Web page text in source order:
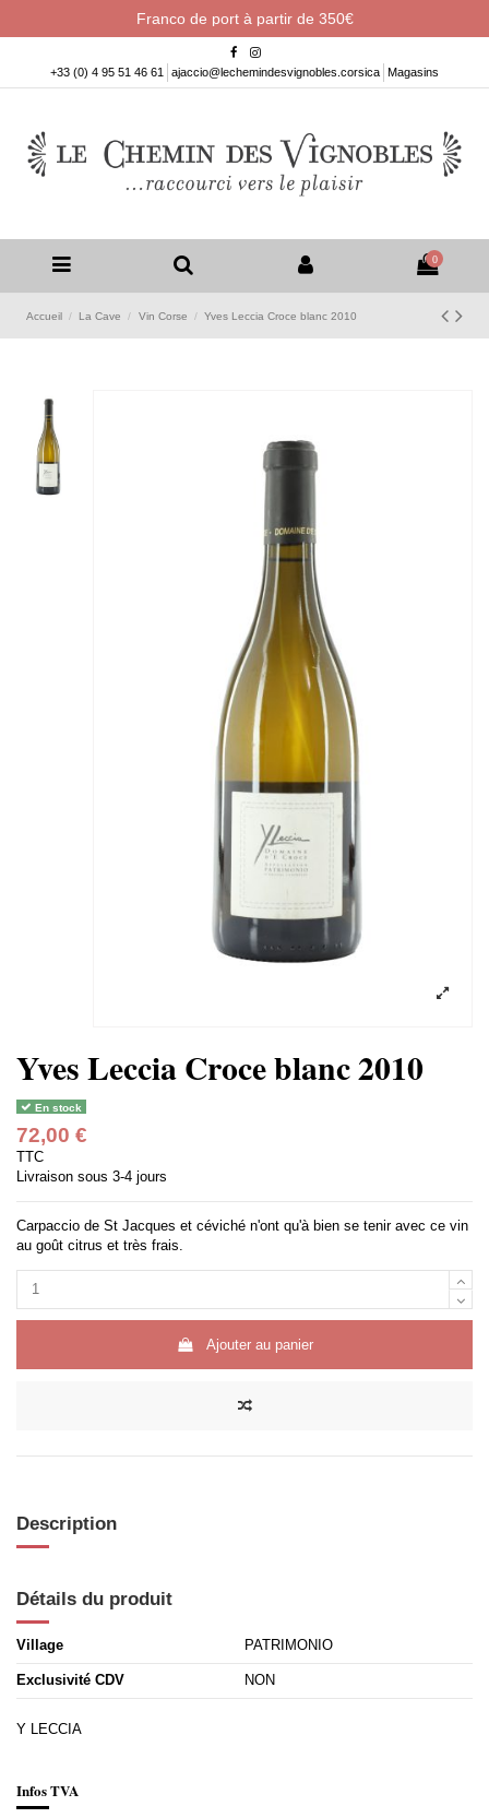
Franco de port à partir de 350€
+33 (0) 4 95 51 46 61 ajaccio@lechemindesvignobles.corsica Magasins
0
Accueil La Cave Vin Corse Yves Leccia Croce blanc 2010
Yves Leccia Croce blanc 2010
En stock
72,00 €
TTC
Livraison sous 3-4 jours
Carpaccio de St Jacques et céviché n'ont qu'à bien se tenir avec ce vin
au goût citrus et très frais.
Ajouter au panier
Description
Détails du produit
Village PATRIMONIO
Exclusivité CDV NON
Y LECCIA
Infos TVA